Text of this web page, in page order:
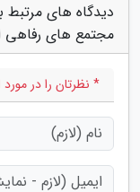
دیدگاه های
مجتمع های رفاهی
* نظرتان را در مورد